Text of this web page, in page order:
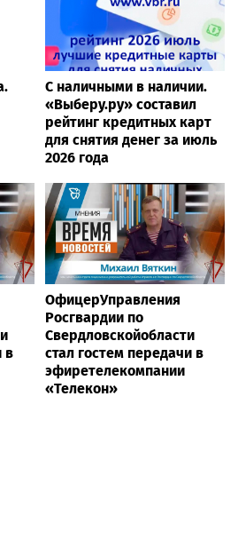
С наличными в наличии.
«Выберу.ру» составил
рейтинг кредитных карт
для снятия денег за июль
2026 года
в
ОфицерУправления
Росгвардии по
Свердловскойобласти
стал гостем передачи в
эфиретелекомпании
«Телекон»